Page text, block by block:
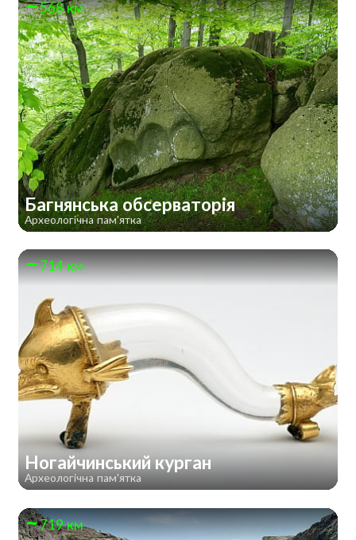
568 км
Багнянська обсерваторія
Археологічна пам'ятка
714 км
Ногайчинський курган
Археологічна пам'ятка
719 км